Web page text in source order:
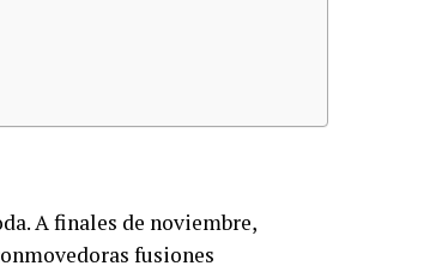
A finales de noviembre,
fusiones